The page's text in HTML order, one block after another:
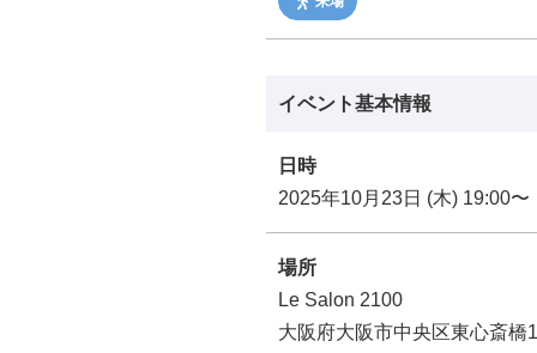
イベント基本情報
日時
2025年10月23日 (木) 19:00〜
場所
Le Salon 2100
大阪府大阪市中央区東心斎橋